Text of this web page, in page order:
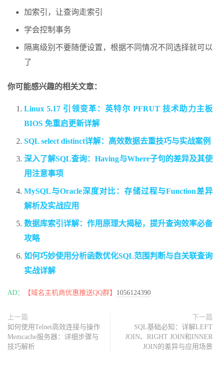
加索引，让查询走索引
学会控制事务
隔离级别不要随便设置，根据不同情况不同选择就可以
了
你可能感兴趣的相关文章：
Linux 5.17 引领变革：英特尔 PFRUT 技术助力主板
BIOS 免重启更新详解
SQL select distinct详解：高效数据去重技巧与实战案例
深入了解SQL查询：Having与Where子句的差异及其使
用注意事项
MySQL与Oracle深度对比：存储过程与Function差异
解析及实战应用
数据库索引详解：作用原理大揭秘，提升查询效率必备
攻略
如何巧妙使用分析函数优化SQL范围判断与自关联查询
实战详解
AD： 【域名主机商优惠推送QQ群】 1056124390
上一篇
如何使用Telnet高效连接与操作
Memcache服务器：详细步骤与
技巧解析
下一篇
SQL基础必知：详解LEFT
JOIN、RIGHT JOIN和INNER
JOIN的差异与应用场景